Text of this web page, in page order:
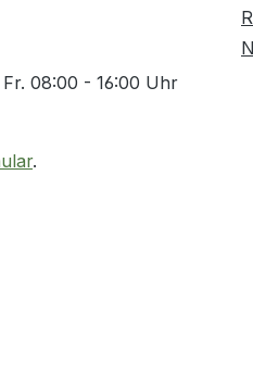
08:00 - 16:00 Uhr
.